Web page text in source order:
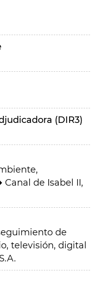
(DIR3)
Canal de Isabel II,
de
televisión, digital